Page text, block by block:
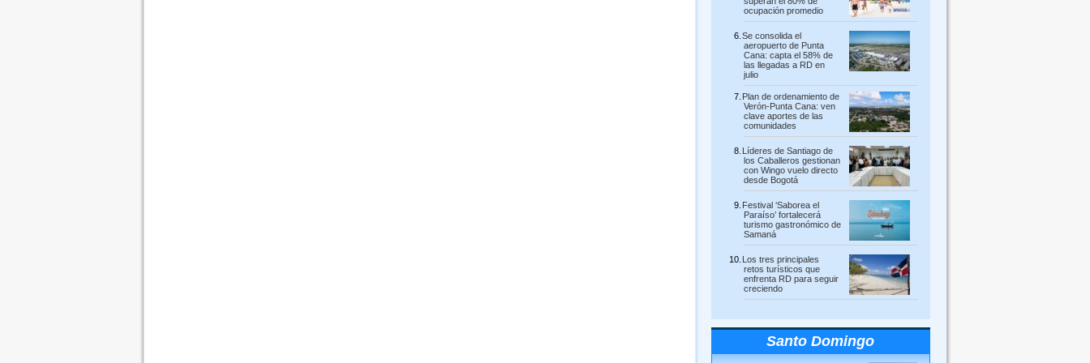
ocupación promedio
Se consolida el
aeropuerto de Punta
Cana: capta el 58% de
las llegadas a RD en
julio
Plan de ordenamiento de
Verón-Punta Cana: ven
clave aportes de las
comunidades
Líderes de Santiago de
los Caballeros gestionan
con Wingo vuelo directo
desde Bogotá
Festival ‘Saborea el
Paraíso’ fortalecerá
turismo gastronómico de
Samaná
Los tres principales
retos turísticos que
enfrenta RD para seguir
creciendo
Santo Domingo